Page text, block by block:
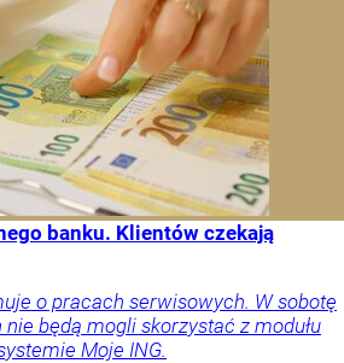
banku. Klientów czekają
o pracach serwisowych. W sobotę
będą mogli skorzystać z modułu
Moje ING.